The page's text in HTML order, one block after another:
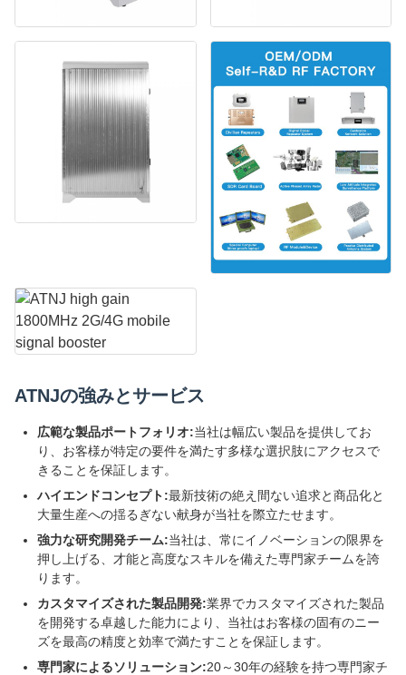
ATNJの強みとサービス
広範な製品ポートフォリオ:当社は幅広い製品を提供してお
り、お客様が特定の要件を満たす多様な選択肢にアクセスで
きることを保証します。
ハイエンドコンセプト:最新技術の絶え間ない追求と商品化と
大量生産への揺るぎない献身が当社を際立たせます。
強力な研究開発チーム:当社は、常にイノベーションの限界を
押し上げる、才能と高度なスキルを備えた専門家チームを誇
ります。
カスタマイズされた製品開発:業界でカスタマイズされた製品
を開発する卓越した能力により、当社はお客様の固有のニー
ズを最高の精度と効率で満たすことを保証します。
専門家によるソリューション:20～30年の経験を持つ専門家チ